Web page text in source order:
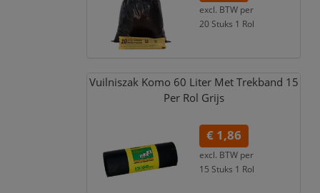
excl. BTW per
20 Stuks 1 Rol
Vuilniszak Komo 60 Liter Met Trekband 15
Per Rol Grijs
€ 1,86
excl. BTW per
15 Stuks 1 Rol